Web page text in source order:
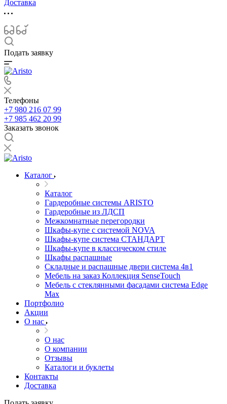
Доставка
Подать заявку
Телефоны
+7 980 216 07 99
+7 985 462 20 99
Заказать звонок
Каталог
Каталог
Гардеробные системы ARISTO
Гардеробные из ЛДСП
Межкомнатные перегородки
Шкафы-купе с системой NOVA
Шкафы-купе система СТАНДАРТ
Шкафы-купе в классическом стиле
Шкафы распашные
Складные и распашные двери система 4в1
Мебель на заказ Коллекция SenseTouch
Мебель с стеклянными фасадами система Edge
Max
Портфолио
Акции
О нас
О нас
О компании
Отзывы
Каталоги и буклеты
Контакты
Доставка